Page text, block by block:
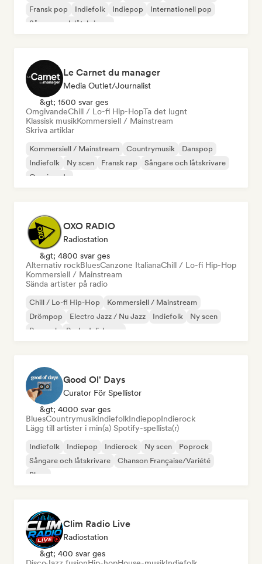
Fransk pop
Indiefolk Indiepop
Internationell pop
Sångare och låtskrivare
Le Carnet du manager
Media Outlet/Journalist
&gt; 1500 svar ges
OmgivandeChill / Lo-fi Hip-HopTa det lugnt
Klassisk musikKommersiell / Mainstream
Skriva artiklar
Kommersiell / Mainstream Countrymusik
Danspop
Indiefolk
Ny scen Fransk rap
Sångare och låtskrivare
Omgivande
OXO RADIO
Radiostation
&gt; 4800 svar ges
Alternativ rockBluesCanzone ItalianaChill / Lo-fi Hip-Hop
Kommersiell / Mainstream
Sända artister på radio
Chill / Lo-fi Hip-Hop
Kommersiell / Mainstream
Drömpop
Electro Jazz / Nu Jazz Indiefolk
Ny scen
Poprock
Psykedelisk pop
Good Ol' Days
Curator För Spellistor
&gt; 4000 svar ges
BluesCountrymusikIndiefolkIndiepopIndierock
Lägg till artister i min(a) Spotify-spellista(r)
Indiefolk Indiepop Indierock Ny scen
Poprock
Sångare och låtskrivare
Chanson Française/Variété
Blues
Clim Radio Live
Radiostation
&gt; 400 svar ges